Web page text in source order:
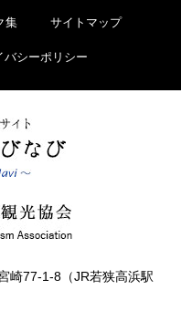
集 サイトマップ
バシーポリシー
崎77-1-8（JR若狭高浜駅